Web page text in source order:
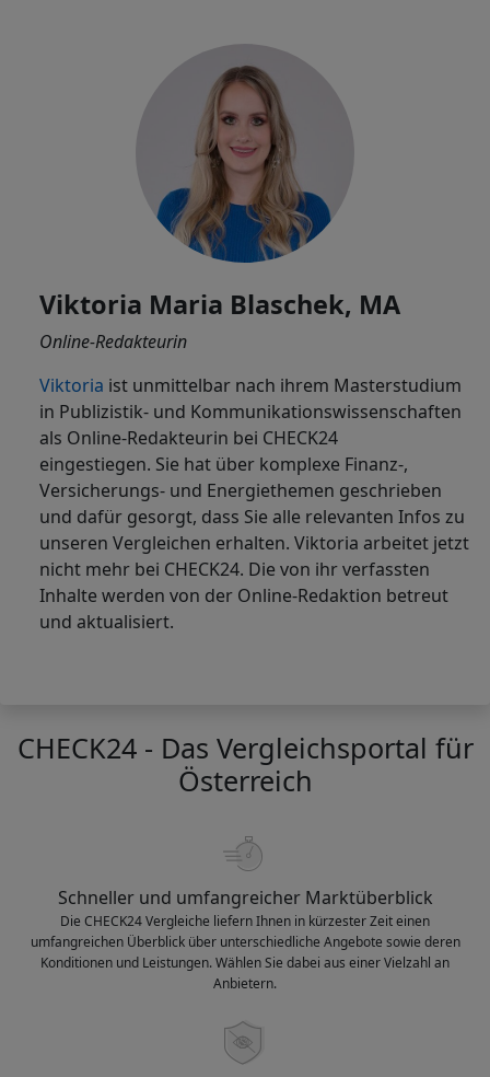
Viktoria Maria Blaschek, MA
Online-Redakteurin
Viktoria ist unmittelbar nach ihrem Masterstudium
in Publizistik- und Kommunikationswissenschaften
als Online-Redakteurin bei CHECK24
eingestiegen. Sie hat über komplexe Finanz-,
Versicherungs- und Energiethemen geschrieben
und dafür gesorgt, dass Sie alle relevanten Infos zu
unseren Vergleichen erhalten. Viktoria arbeitet jetzt
nicht mehr bei CHECK24. Die von ihr verfassten
Inhalte werden von der Online-Redaktion betreut
und aktualisiert.
CHECK24 - Das Vergleichsportal für
Österreich
Schneller und umfangreicher Marktüberblick
Die CHECK24 Vergleiche liefern Ihnen in kürzester Zeit einen
umfangreichen Überblick über unterschiedliche Angebote sowie deren
Konditionen und Leistungen. Wählen Sie dabei aus einer Vielzahl an
Anbietern.